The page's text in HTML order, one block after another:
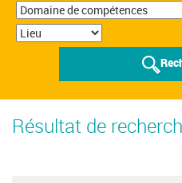
Résultat de